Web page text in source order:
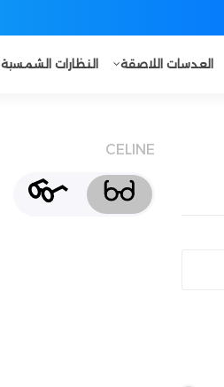
العدسات اللاصقة النظارات الشمسية
CELINE